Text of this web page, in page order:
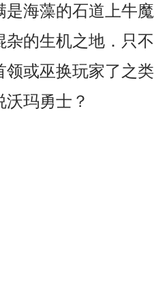
是海藻的石道上牛
杂的生机之地．只
领或巫换玩家了之
玛勇士？